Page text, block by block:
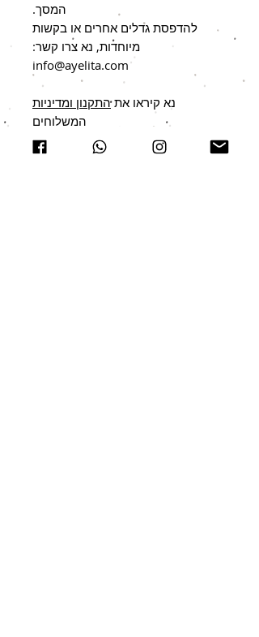
המסך.
להדפסת גדלים אחרים או בקשות
מיוחדות, נא צרו קשר:
info@ayelita.com
נא קיראו אתהתקנון ומדיניות
המשלוחים